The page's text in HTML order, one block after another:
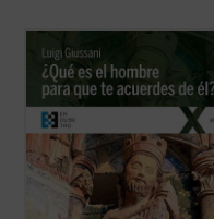
El presente libro recoge los comentarios
realizados por don Giussani a una
cuarentena de salmos y textos
significativos del Antiguo Testamento, al
hilo de la Liturgia. «La lectura de estos
comentarios de don Giussani a los salmos
nos introduce ...(ver ficha)